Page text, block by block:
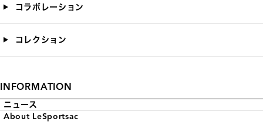
コラボレーション
コレクション
INFORMATION
ニュース
About LeSportsac